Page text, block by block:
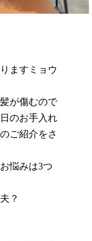
ますミョウ
が傷むので
のお手入れ
ご紹介をさ
悩みは3つ
？